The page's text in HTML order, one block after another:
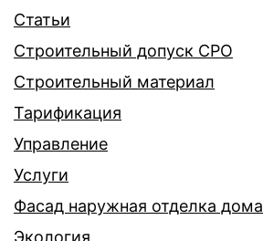
Статьи
Строительный допуск СРО
Строительный материал
Тарификация
Управление
Услуги
Фасад наружная отделка дома